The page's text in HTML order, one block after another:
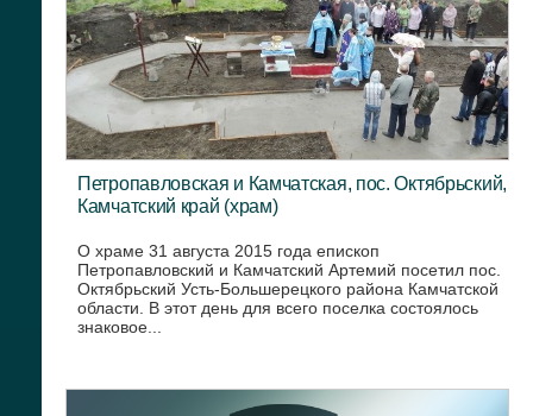
Петропавловская и Камчатская, пос. Октябрьский,
Камчатский край (храм)
О храме 31 августа 2015 года епископ
Петропавловский и Камчатский Артемий посетил пос.
Октябрьский Усть-Большерецкого района Камчатской
области. В этот день для всего поселка состоялось
знаковое...